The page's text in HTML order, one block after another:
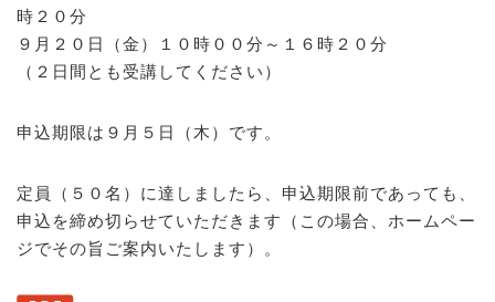
時２０分
９月２０日（金）１０時００分～１６時２０分
（２日間とも受講してください）
申込期限は９月５日（木）です。
定員（５０名）に達しましたら、申込期限前であっても、
申込を締め切らせていただきます（この場合、ホームペー
ジでその旨ご案内いたします）。